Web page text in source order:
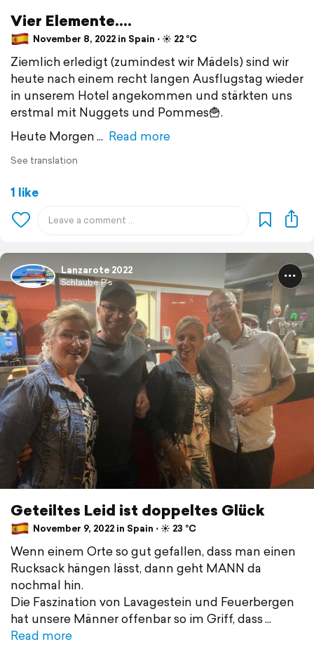
Vier Elemente....
November 8, 2022 in Spain ⋅ ☀️ 22 °C
Ziemlich erledigt (zumindest wir Mädels) sind wir
heute nach einem recht langen Ausflugstag wieder
in unserem Hotel angekommen und stärkten uns
erstmal mit Nuggets und Pommes🍟.
Heute Morgen
Read more
See translation
1 like
Lanzarote 2022
Schlaube P's
Geteiltes Leid ist doppeltes Glück
November 9, 2022 in Spain ⋅ ☀️ 23 °C
Wenn einem Orte so gut gefallen, dass man einen
Rucksack hängen lässt, dann geht MANN da
nochmal hin.
Die Faszination von Lavagestein und Feuerbergen
hat unsere Männer offenbar so im Griff, dass
Read more